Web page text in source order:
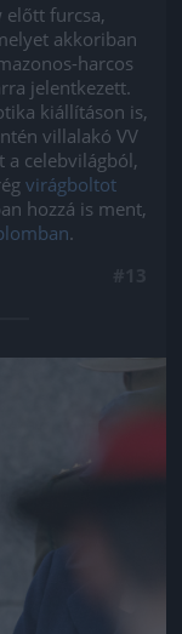
előtt furcsa,
akkoriban
harcos
jelentkezett.
kiállításon is,
villalakó VV
a celebvilágból,
virágboltot
hozzá is ment,
.